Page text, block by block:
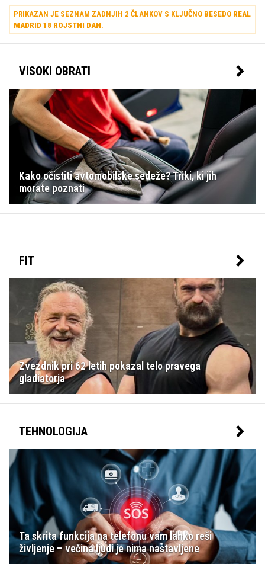
nesoglasij s trenerjem moštva Manchester United
Josejem Mourinhom, ki so privedla celo tako daleč,
da so rdeči vragi portugalskega stratega konec leta
predčasno odslovili. A to ni bil prvi spor s trenerjem
preteklosti sprl tudi že z legendarnim Alexom
vezist, ki se pri 26 letih lahko pohvali s pestro
igralsko zgodovino in številnimi lovorikami, pred
tedni pa naj bi dobil tudi povsem novo življenjsko
vlogo – postal naj bi očka!
PRIKAZAN JE SEZNAM ZADNJIH 2 ČLANKOV S KLJUČNO BESEDO REAL
MADRID 18 ROJSTNI DAN.
VISOKI OBRATI
Kako očistiti avtomobilske sedeže? Triki, ki jih
morate poznati
FIT
Zvezdnik pri 62 letih pokazal telo pravega
gladiatorja
TEHNOLOGIJA
Ta skrita funkcija na telefonu vam lahko reši
življenje – večina ljudi je nima nastavljene